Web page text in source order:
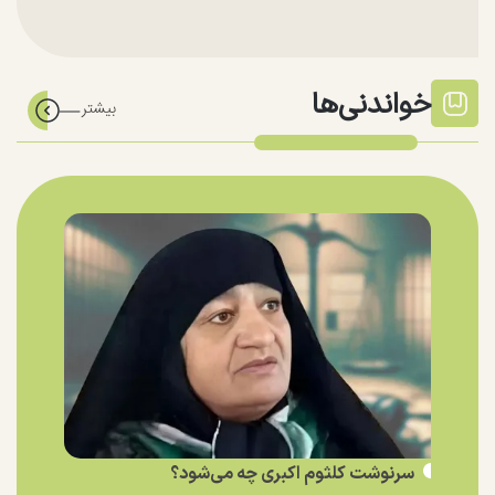
خواندنی‌ها
سرنوشت کلثوم اکبری چه می‌شود؟